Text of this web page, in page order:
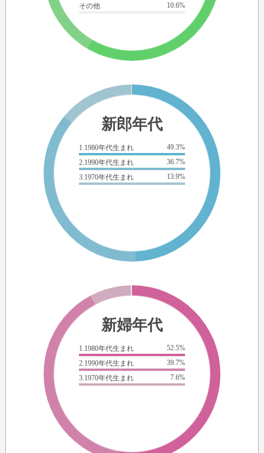
その他
10.6%
新郎年代
1.1980年代生まれ
49.3%
2.1990年代生まれ
36.7%
3.1970年代生まれ
13.9%
新婦年代
1.1980年代生まれ
52.5%
2.1990年代生まれ
39.7%
3.1970年代生まれ
7.6%